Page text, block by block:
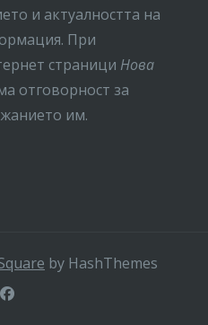
и актуалността на
При
страници Нова
отговорност за
им.
by HashThemes